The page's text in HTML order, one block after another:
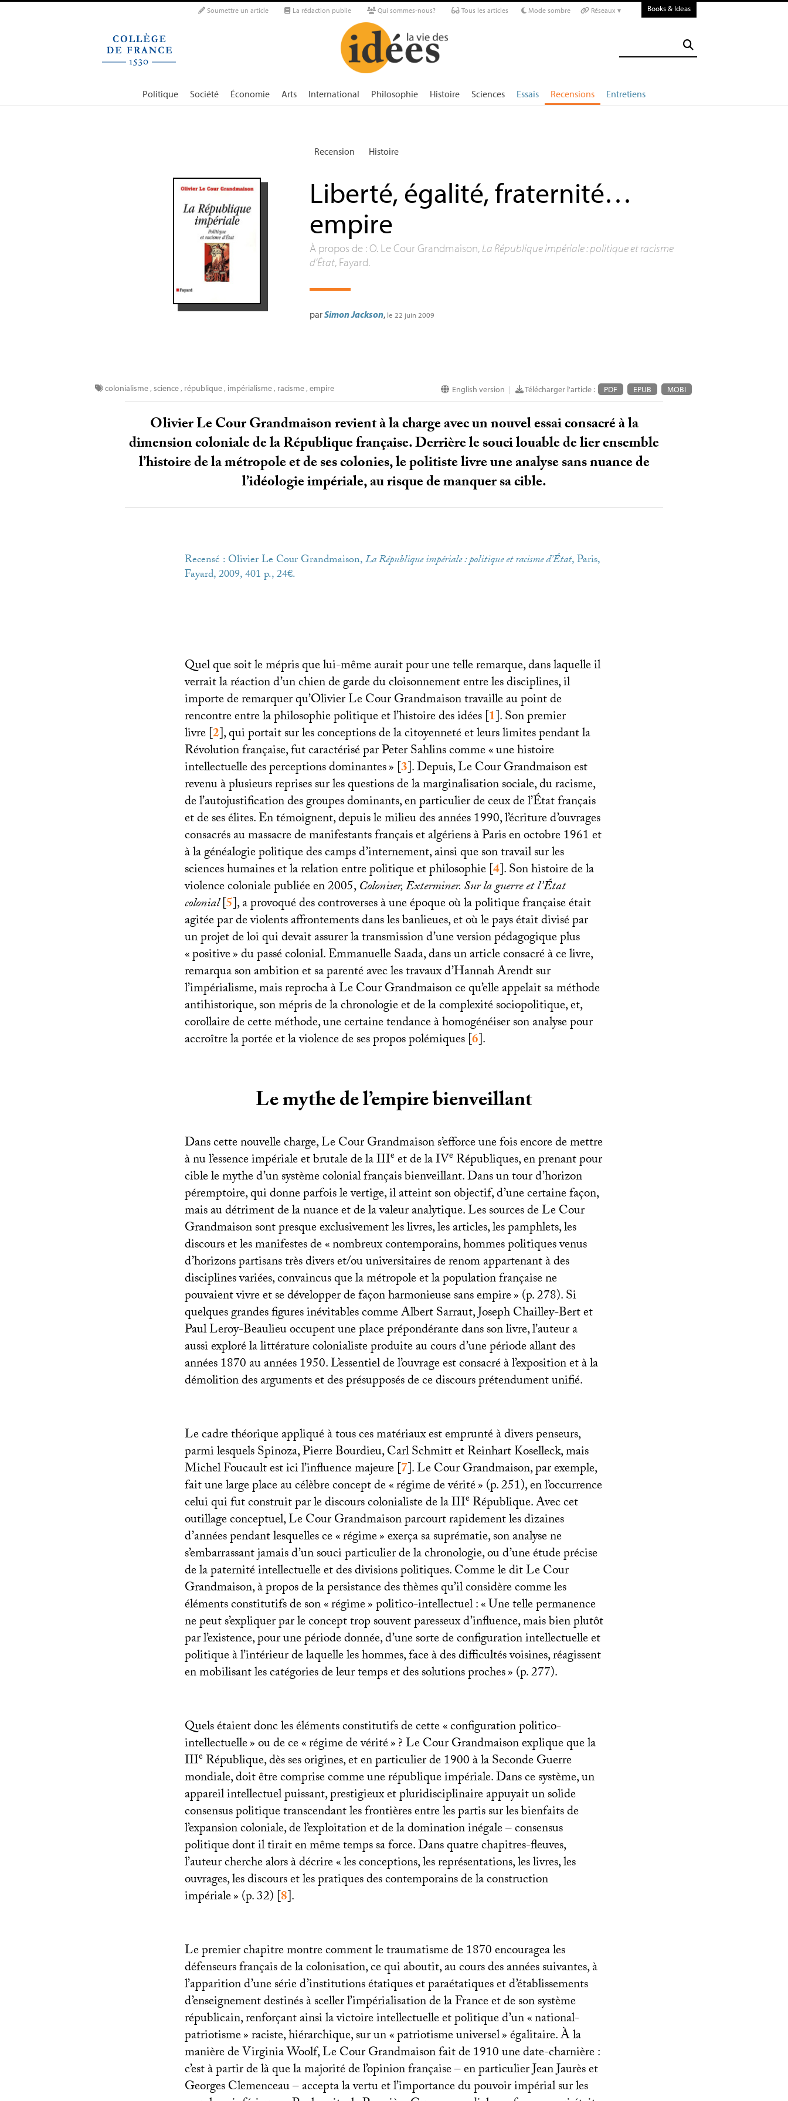
Soumettre un article La rédaction publie Qui sommes-nous? Tous les articles Mode sombre Réseaux ▾ Books & Ideas
Politique Société Économie Arts International Philosophie Histoire Sciences Essais Recensions Entretiens
Recension Histoire
Liberté, égalité, fraternité…
empire
À propos de : O. Le Cour Grandmaison, La République impériale : politique et racisme
d’État, Fayard.
parSimon Jackson, le 22 juin 2009
English version | Télécharger l'article : PDF EPUB MOBI
colonialisme,science, république, impérialisme, racisme,empire
Olivier Le Cour Grandmaison revient à la charge avec un nouvel essai consacré à la
dimension coloniale de la République française. Derrière le souci louable de lier ensemble
l’histoire de la métropole et de ses colonies, le politiste livre une analyse sans nuance de
l’idéologie impériale, au risque de manquer sa cible.
Recensé : Olivier Le Cour Grandmaison,La République impériale : politique et racisme d’État, Paris,
Fayard, 2009, 401 p., 24€.
Quel que soit le mépris que lui-même aurait pour une telle remarque, dans laquelle il
verrait la réaction d’un chien de garde du cloisonnement entre les disciplines, il
importe de remarquer qu’Olivier Le Cour Grandmaison travaille au point de
rencontre entre la philosophie politique et l’histoire des idées[1]. Son premier
livre[2], qui portait sur les conceptions de la citoyenneté et leurs limites pendant la
Révolution française, fut caractérisé par Peter Sahlins comme «une histoire
intellectuelle des perceptions dominantes»[3]. Depuis, Le Cour Grandmaison est
revenu à plusieurs reprises sur les questions de la marginalisation sociale, du racisme,
de l’autojustification des groupes dominants, en particulier de ceux de l’État français
et de ses élites. En témoignent, depuis le milieu des années 1990, l’écriture d’ouvrages
consacrés au massacre de manifestants français et algériens à Paris en octobre 1961 et
à la généalogie politique des camps d’internement, ainsi que son travail sur les
sciences humaines et la relation entre politique et philosophie[4]. Son histoire de la
violence coloniale publiée en 2005,Coloniser, Exterminer. Sur la guerre et l’État
colonial[5], a provoqué des controverses à une époque où la politique française était
agitée par de violents affrontements dans les banlieues, et où le pays était divisé par
un projet de loi qui devait assurer la transmission d’une version pédagogique plus
«positive» du passé colonial. Emmanuelle Saada, dans un article consacré à ce livre,
remarqua son ambition et sa parenté avec les travaux d’Hannah Arendt sur
l’impérialisme, mais reprocha à Le Cour Grandmaison ce qu’elle appelait sa méthode
antihistorique, son mépris de la chronologie et de la complexité sociopolitique, et,
corollaire de cette méthode, une certaine tendance à homogénéiser son analyse pour
accroître la portée et la violence de ses propos polémiques[6].
Le mythe de l’empire bienveillant
Dans cette nouvelle charge, Le Cour Grandmaison s’efforce une fois encore de mettre
à nu l’essence impériale et brutale de laIIIeet de laIVe Républiques, en prenant pour
cible le mythe d’un système colonial français bienveillant. Dans un tour d’horizon
péremptoire, qui donne parfois le vertige, il atteint son objectif, d’une certaine façon,
mais au détriment de la nuance et de la valeur analytique. Les sources de Le Cour
Grandmaison sont presque exclusivement les livres, les articles, les pamphlets, les
discours et les manifestes de «nombreux contemporains, hommes politiques venus
d’horizons partisans très divers et/ou universitaires de renom appartenant à des
disciplines variées, convaincus que la métropole et la population française ne
pouvaient vivre et se développer de façon harmonieuse sans empire» (p. 278). Si
quelques grandes figures inévitables comme Albert Sarraut, Joseph Chailley-Bert et
Paul Leroy-Beaulieu occupent une place prépondérante dans son livre, l’auteur a
aussi exploré la littérature colonialiste produite au cours d’une période allant des
années 1870 au années 1950. L’essentiel de l’ouvrage est consacré à l’exposition et à la
démolition des arguments et des présupposés de ce discours prétendument unifié.
Le cadre théorique appliqué à tous ces matériaux est emprunté à divers penseurs,
parmi lesquels Spinoza, Pierre Bourdieu, Carl Schmitt et Reinhart Koselleck, mais
Michel Foucault est ici l’influence majeure[7]. Le Cour Grandmaison, par exemple,
fait une large place au célèbre concept de «régime de vérité» (p. 251), en l’occurrence
celui qui fut construit par le discours colonialiste de laIIIe République. Avec cet
outillage conceptuel, Le Cour Grandmaison parcourt rapidement les dizaines
d’années pendant lesquelles ce «régime» exerça sa suprématie, son analyse ne
s’embarrassant jamais d’un souci particulier de la chronologie, ou d’une étude précise
de la paternité intellectuelle et des divisions politiques. Comme le dit Le Cour
Grandmaison, à propos de la persistance des thèmes qu’il considère comme les
éléments constitutifs de son «régime» politico-intellectuel : «Une telle permanence
ne peut s’expliquer par le concept trop souvent paresseux d’influence, mais bien plutôt
par l’existence, pour une période donnée, d’une sorte de configuration intellectuelle et
politique à l’intérieur de laquelle les hommes, face à des difficultés voisines, réagissent
en mobilisant les catégories de leur temps et des solutions proches» (p. 277).
Quels étaient donc les éléments constitutifs de cette «configuration politico-
intellectuelle» ou de ce «régime de vérité»? Le Cour Grandmaison explique que la
IIIe République, dès ses origines, et en particulier de 1900 à la Seconde Guerre
mondiale, doit être comprise comme une république impériale. Dans ce système, un
appareil intellectuel puissant, prestigieux et pluridisciplinaire appuyait un solide
consensus politique transcendant les frontières entre les partis sur les bienfaits de
l’expansion coloniale, de l’exploitation et de la domination inégale – consensus
politique dont il tirait en même temps sa force. Dans quatre chapitres-fleuves,
l’auteur cherche alors à décrire «les conceptions, les représentations, les livres, les
ouvrages, les discours et les pratiques des contemporains de la construction
impériale» (p. 32)[8].
Le premier chapitre montre comment le traumatisme de 1870 encouragea les
défenseurs français de la colonisation, ce qui aboutit, au cours des années suivantes, à
l’apparition d’une série d’institutions étatiques et paraétatiques et d’établissements
d’enseignement destinés à sceller l’impérialisation de la France et de son système
républicain, renforçant ainsi la victoire intellectuelle et politique d’un «national-
patriotisme» raciste, hiérarchique, sur un «patriotisme universel» égalitaire. À la
manière de Virginia Woolf, Le Cour Grandmaison fait de 1910 une date-charnière :
c’est à partir de là que la majorité de l’opinion française – en particulier Jean Jaurès et
Georges Clemenceau – accepta la vertu et l’importance du pouvoir impérial sur les